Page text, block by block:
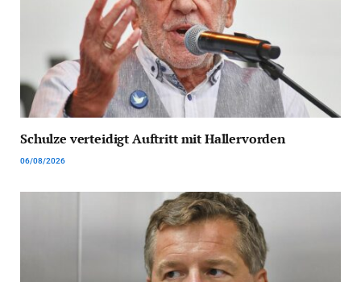
Schulze verteidigt Auftritt mit Hallervorden
06/08/2026